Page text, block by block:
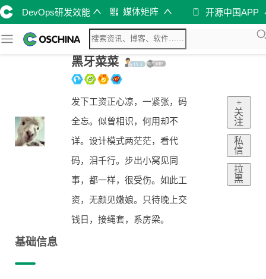
DevOps研发效能 媒体矩阵 开源中国APP
黑牙菜菜
发下工资正心凉，一紧张，码
全忘。似曾相识，何用却不
详。设计模式两茫茫，看代
码，泪千行。步出小窝见同
事，都一样，很受伤。如此工
资，无颜见嫩娘。只待晚上交
钱日，接绳套，系房梁。
+
关
注
私
信
拉
黑
基础信息